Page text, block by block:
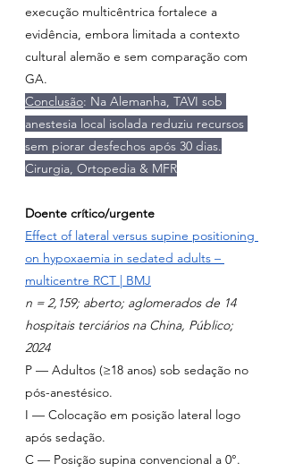
execução multicêntrica fortalece a
evidência, embora limitada a contexto
cultural alemão e sem comparação com
GA.
Conclusão: Na Alemanha, TAVI sob
anestesia local isolada reduziu recursos
sem piorar desfechos após 30 dias.
Cirurgia, Ortopedia & MFR
Doente crítico/urgente
Effect of lateral versus supine positioning
on hypoxaemia in sedated adults –
multicentre RCT | BMJ
n = 2,159; aberto; aglomerados de 14
hospitais terciários na China, Público;
2024
P — Adultos (≥18 anos) sob sedação no
pós-anestésico.
I — Colocação em posição lateral logo
após sedação.
C — Posição supina convencional a 0°.